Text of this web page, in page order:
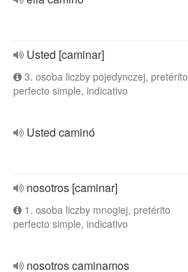
Usted [caminar]
3. osoba liczby pojedynczej, pretérito
perfecto simple, indicativo
Usted caminó
nosotros [caminar]
1. osoba liczby mnogiej, pretérito
perfecto simple, indicativo
nosotros caminamos